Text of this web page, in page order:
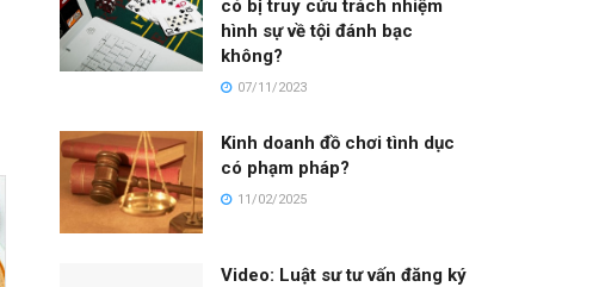
có bị truy cứu trách nhiệm
hình sự về tội đánh bạc
không?
07/11/2023
Kinh doanh đồ chơi tình dục
có phạm pháp?
11/02/2025
Video: Luật sư tư vấn đăng ký